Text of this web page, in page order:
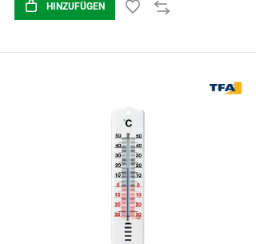
HINZUFÜGEN